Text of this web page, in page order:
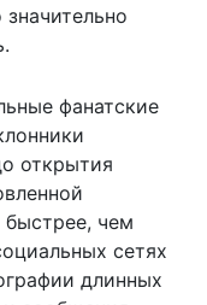
фанатские
открытия
быстрее, чем
сетях
длинных